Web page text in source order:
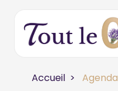
Accueil Agenda